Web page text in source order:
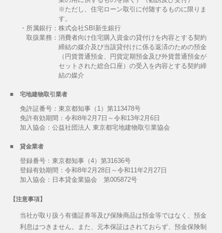
※ただし、住宅ローン取引に付随するものに限りま
す。
・所属銀行：株式会社SBI新生銀行
取扱業務： 消費者向け住宅購入資金の貸付けを内容とする契約
締結の媒介及び当該貸付けに係る返済のための預金
（円貨普通預金、円貨定期預金及び外貨普通預金が
セットされた総合口座）の受入を内容とする契約締
結の媒介
宅地建物取引業者
免許証番号：東京都知事（1）第113478号
免許有効期間：令和8年2月7日～令和13年2月6日
加入協会：公益社団法人 東京都宅地建物取引業協会
貸金業者
登録番号：東京都知事（4）第31636号
登録有効期間：令和8年2月28日～令和11年2月27日
加入協会：日本貸金業協会 第005872号
【注意事項】
当社が取り扱う有価証券等及び保険商品は預金等ではなく、預金
利息はつきません。また、元本保証はされておらず、預金保険制